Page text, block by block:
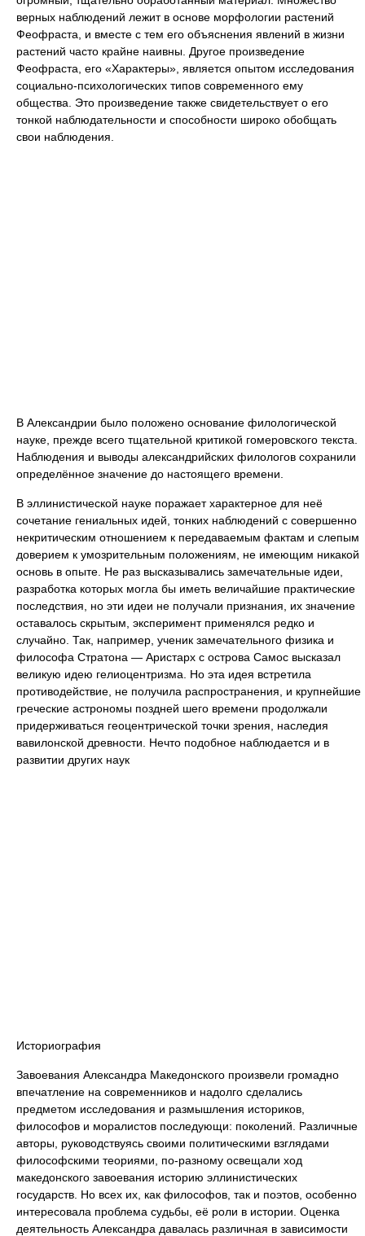
верных наблюдений лежит в основе морфологии растений
Феофраста, и вместе с тем его объяснения явлений в жизни
растений часто крайне наивны. Другое произведение
Феофраста, его «Характеры», является опытом исследования
социально-психологических типов современного ему
общества. Это произведение также свидетельствует о его
тонкой наблюдательности и способности широко обобщать
свои наблюдения.
В Александрии было положено основание филологической
науке, прежде всего тщательной критикой гомеровского текста.
Наблюдения и выводы александрийских филологов сохранили
определённое значение до настоящего времени.
В эллинистической науке поражает характерное для неё
сочетание гениальных идей, тонких наблюдений с совершенно
некритическим отношением к передаваемым фактам и слепым
доверием к умозрительным положениям, не имеющим никакой
основь в опыте. Не раз высказывались замечательные идеи,
разработка которых могла бы иметь величайшие практические
последствия, но эти идеи не получали признания, их значение
оставалось скрытым, эксперимент применялся редко и
случайно. Так, например, ученик замечательного физика и
философа Стратона — Аристарх с острова Самос высказал
великую идею гелиоцентризма. Но эта идея встретила
противодействие, не получила распространения, и крупнейшие
греческие астрономы поздней шего времени продолжали
придерживаться геоцентрической точки зрения, наследия
вавилонской древности. Нечто подобное наблюдается и в
развитии других наук
Историография
Завоевания Александра Македонского произвели громадно
впечатление на современников и надолго сделались
предметом исследования и размышления историков,
философов и моралистов последующи: поколений. Различные
авторы, руководствуясь своими политическими взглядами
философскими теориями, по-разному освещали ход
македонского завоевания историю эллинистических
государств. Но всех их, как философов, так и поэтов, особенно
интересовала проблема судьбы, её роли в истории. Оценка
деятельность Александра давалась различная в зависимости